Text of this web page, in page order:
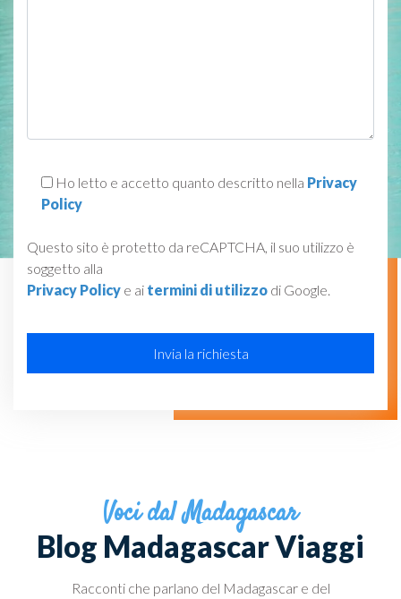
Ho letto e accetto quanto descritto nella Privacy
Policy
Questo sito è protetto da reCAPTCHA, il suo utilizzo è
soggetto alla
Privacy Policy e ai termini di utilizzo di Google.
Voci dal Madagascar
Blog Madagascar Viaggi
Racconti che parlano del Madagascar e del